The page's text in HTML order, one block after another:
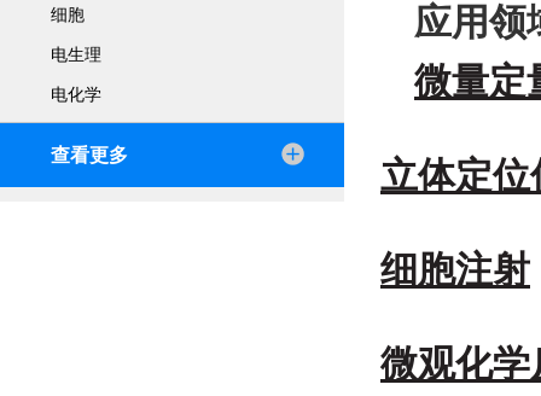
细胞
电生理
电化学
查看更多
应用领
微量定
立体定
细胞注射
微观化